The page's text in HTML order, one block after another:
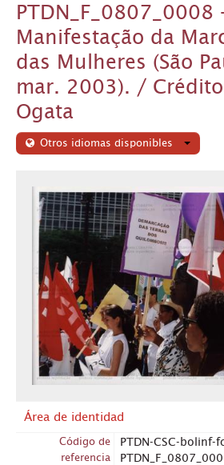
PTDN_F_0807_0008
Manifestação da
das Mulheres (São
mar. 2003). /
Ogata
Otros idiomas disponibles
Área de identidad
Código de
referencia
PTDN-CSC-bolinf-